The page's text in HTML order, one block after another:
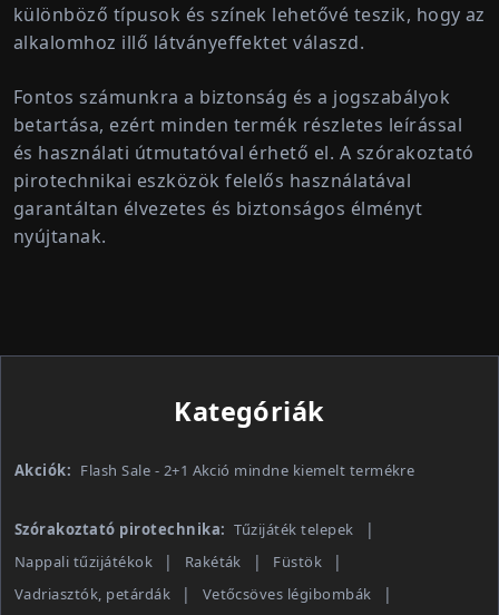
különböző típusok és színek lehetővé teszik, hogy az
alkalomhoz illő látványeffektet válaszd.
Fontos számunkra a biztonság és a jogszabályok
betartása, ezért minden termék részletes leírással
és használati útmutatóval érhető el. A szórakoztató
pirotechnikai eszközök felelős használatával
garantáltan élvezetes és biztonságos élményt
nyújtanak.
Kategóriák
Akciók: Flash Sale - 2+1 Akció mindne kiemelt termékre
Szórakoztató pirotechnika: Tűzijáték telepek
Nappali tűzijátékok
Rakéták
Füstök
Vadriasztók, petárdák
Vetőcsöves légibombák